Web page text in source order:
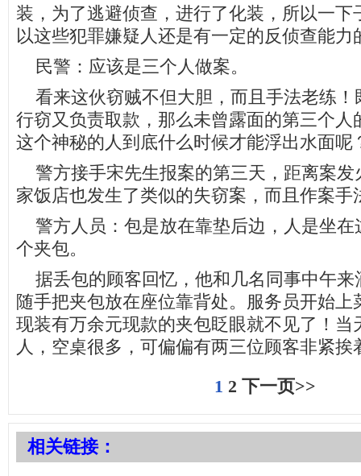
装，为了逃避侦查，进行了化装，所以一下
以这些犯罪嫌疑人还是有一定的反侦查能力
民警：应该是三个人做案。
看来这伙窃贼不但大胆，而且手法老练！
行窃又负责取款，那么未曾露面的第三个人
这个神秘的人到底什么时候才能浮出水面呢
警方接手宋先生报案的第三天，距离案发
家饭店也发生了类似的失窃案，而且作案手
警方人员：包是放在靠垫后边，人是坐在
个夹包。
据丢包的顾客回忆，他和几名同事中午来
随手把夹包放在座位靠背处。服务员开始上
现装有万余元现款的夹包眨眼就不见了！当
人，空桌很多，可偏偏有两三位顾客非紧
1 2 下一页>>
相关链接：